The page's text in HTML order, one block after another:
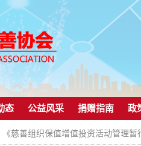
态 公益风采 捐赠指南 政
《慈善组织保值增值投资活动管理暂